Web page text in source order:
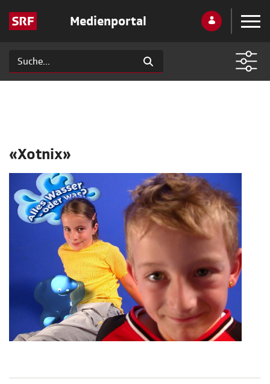
Medienportal
«Xotnix»